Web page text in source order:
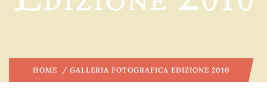
HOME / GALLERIA FOTOGRAFICA EDIZIONE 2010